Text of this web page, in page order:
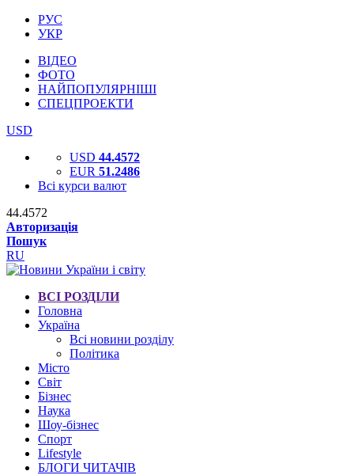
РУС
УКР
ВІДЕО
ФОТО
НАЙПОПУЛЯРНІШІ
СПЕЦПРОЕКТИ
USD
USD 44.4572
EUR 51.2486
Всі курси валют
44.4572
Авторизація
Пошук
RU
ВСІ РОЗДІЛИ
Головна
Україна
Всі новини розділу
Політика
Місто
Світ
Бізнес
Наука
Шоу-бізнес
Спорт
Lifestyle
БЛОГИ ЧИТАЧІВ